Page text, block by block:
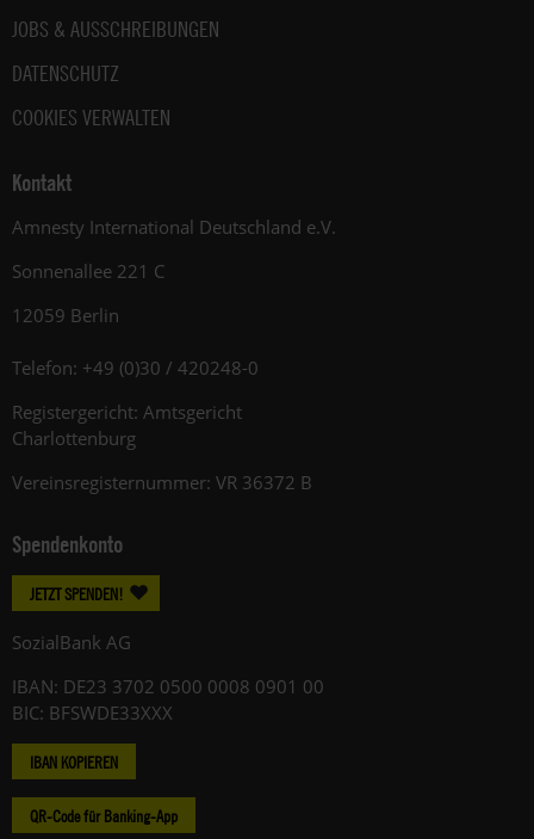
JOBS & AUSSCHREIBUNGEN
DATENSCHUTZ
COOKIES VERWALTEN
Kontakt
Amnesty International Deutschland e.V.
Sonnenallee 221 C
12059 Berlin
Telefon: +49 (0)30 / 420248-0
Registergericht: Amtsgericht
Charlottenburg
Vereinsregisternummer: VR 36372 B
Spendenkonto
JETZT SPENDEN!
SozialBank AG
IBAN: DE23 3702 0500 0008 0901 00
BIC: BFSWDE33XXX
IBAN KOPIEREN
QR-Code für Banking-App